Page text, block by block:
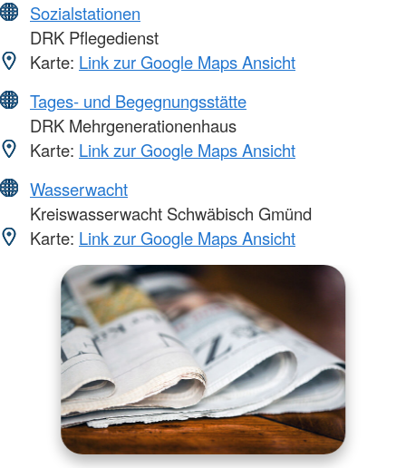
Sozialstationen
DRK Pflegedienst
Karte: Link zur Google Maps Ansicht
Tages- und Begegnungsstätte
DRK Mehrgenerationenhaus
Karte: Link zur Google Maps Ansicht
Wasserwacht
Kreiswasserwacht Schwäbisch Gmünd
Karte: Link zur Google Maps Ansicht